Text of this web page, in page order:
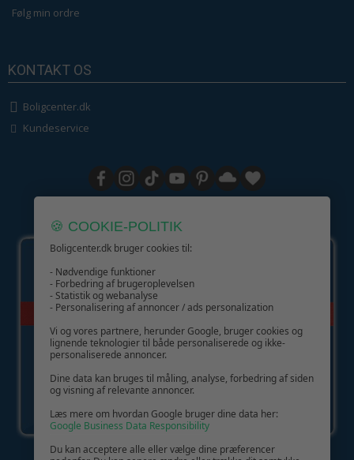
Følg min ordre
KONTAKT OS
Boligcenter.dk
Kundeservice
GIV GLÆDE MED ET GAVEKORT!
🍪 COOKIE-POLITIK
Boligcenter.dk bruger cookies til:
- Nødvendige funktioner
- Forbedring af brugeroplevelsen
- Statistik og webanalyse
- Personalisering af annoncer / ads personalization
Vi og vores partnere, herunder Google, bruger cookies og
lignende teknologier til både personaliserede og ikke-
personaliserede annoncer.
Dine data kan bruges til måling, analyse, forbedring af siden
og visning af relevante annoncer.
Læs mere om hvordan Google bruger dine data her:
Google Business Data Responsibility
Du kan acceptere alle eller vælge dine præferencer